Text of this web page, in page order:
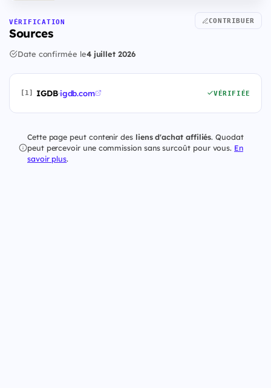
VÉRIFICATION
Sources
CONTRIBUER
Date confirmée le4 juillet 2026
[1] IGDB·igdb.com VÉRIFIÉE
Cette page peut contenir des liens d'achat affiliés. Quodat
peut percevoir une commission sans surcoût pour vous. En
savoir plus.